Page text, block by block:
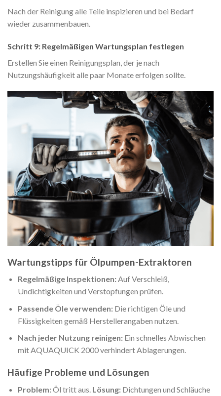
Nach der Reinigung alle Teile inspizieren und bei Bedarf
wieder zusammenbauen.
Schritt 9: Regelmäßigen Wartungsplan festlegen
Erstellen Sie einen Reinigungsplan, der je nach
Nutzungshäufigkeit alle paar Monate erfolgen sollte.
Wartungstipps für Ölpumpen-Extraktoren
Regelmäßige Inspektionen:Auf Verschleiß,
Undichtigkeiten und Verstopfungen prüfen.
Passende Öle verwenden:Die richtigen Öle und
Flüssigkeiten gemäß Herstellerangaben nutzen.
Nach jeder Nutzung reinigen:Ein schnelles Abwischen
mit AQUAQUICK 2000 verhindert Ablagerungen.
Häufige Probleme und Lösungen
Problem:Öl tritt aus. Lösung:Dichtungen und Schläuche